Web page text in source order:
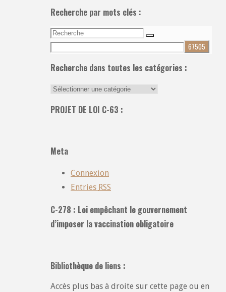
Recherche par mots clés :
Recherche
pour:
Recherche
Recherche dans toutes les catégories :
Recherche
toutes
PROJET DE LOI C-63 :
Meta
Connexion
Entries RSS
C-278 : Loi empêchant le gouvernement
d’imposer la vaccination obligatoire
Bibliothèque de liens :
Accès plus bas à droite sur cette page ou en